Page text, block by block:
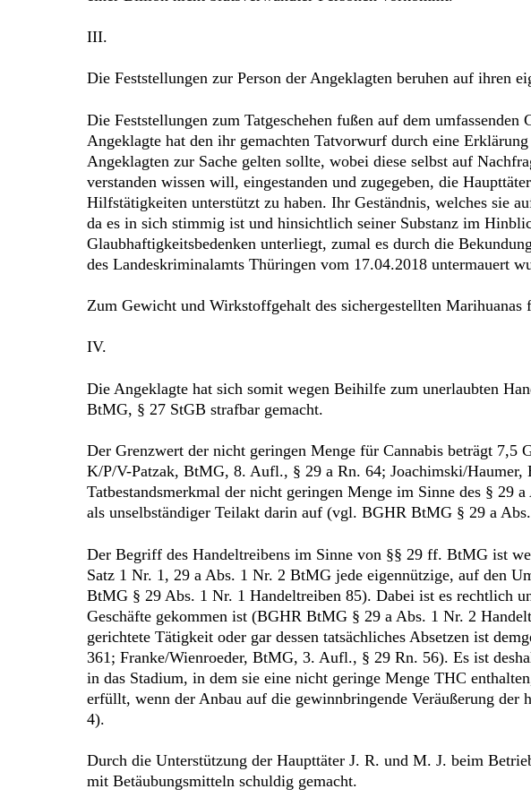
III.
Die Feststellungen zur Person der Angeklagten beruhen auf ihren
Die Feststellungen zum Tatgeschehen fußen auf dem
Angeklagte hat den ihr gemachten Tatvorwurf durch eine
Angeklagten zur Sache gelten sollte, wobei diese selbst auf
verstanden wissen will, eingestanden und zugegeben, die
Hilfstätigkeiten unterstützt zu haben. Ihr Geständnis, welches sie
da es in sich stimmig ist und hinsichtlich seiner Substanz im
Glaubhaftigkeitsbedenken unterliegt, zumal es durch die
des Landeskriminalamts Thüringen vom 17.04.2018 untermauert
Zum Gewicht und Wirkstoffgehalt des sichergestellten
IV.
Die Angeklagte hat sich somit wegen Beihilfe zum unerlaubten
BtMG, § 27 StGB strafbar gemacht.
Der Grenzwert der nicht geringen Menge für Cannabis beträgt
K/P/V-Patzak, BtMG, 8. Aufl., § 29 a Rn. 64; Joachimski/
Tatbestandsmerkmal der nicht geringen Menge im Sinne des §
als unselbständiger Teilakt darin auf (vgl. BGHR BtMG § 29 a
Der Begriff des Handeltreibens im Sinne von §§ 29 ff. BtMG ist
Satz 1 Nr. 1, 29 a Abs. 1 Nr. 2 BtMG jede eigennützige, auf den
BtMG § 29 Abs. 1 Nr. 1 Handeltreiben 85). Dabei ist es rechtlich
Geschäfte gekommen ist (BGHR BtMG § 29 a Abs. 1 Nr. 2
gerichtete Tätigkeit oder gar dessen tatsächliches Absetzen ist
361; Franke/Wienroeder, BtMG, 3. Aufl., § 29 Rn. 56). Es ist
in das Stadium, in dem sie eine nicht geringe Menge THC
erfüllt, wenn der Anbau auf die gewinnbringende Veräußerung
4).
Durch die Unterstützung der Haupttäter J. R. und M. J. beim
mit Betäubungsmitteln schuldig gemacht.